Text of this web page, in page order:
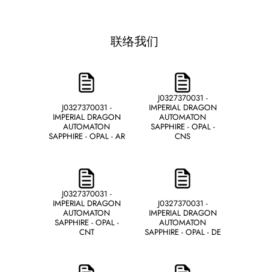
联络我们
J0327370031 -
IMPERIAL DRAGON
AUTOMATON
SAPPHIRE - OPAL - AR
J0327370031 -
IMPERIAL DRAGON
AUTOMATON
SAPPHIRE - OPAL -
CNS
J0327370031 -
IMPERIAL DRAGON
AUTOMATON
SAPPHIRE - OPAL -
CNT
J0327370031 -
IMPERIAL DRAGON
AUTOMATON
SAPPHIRE - OPAL - DE